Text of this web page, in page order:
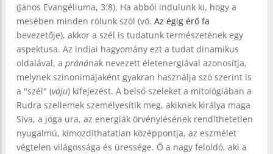
(János Evangéliuma, 3:8). Ha abból indulunk ki, hogy a
mesében minden rólunk szól (vö. Az égig érő fa
bevezetője), akkor a szél is tudatunk természetének egy
aspektusa. Az indiai hagyomány ezt a tudat dinamikus
oldalával, a pránának nevezett életenergiával azonosítja,
melynek szinonimájaként gyakran használja szó szerint is
a "szél" (váju) kifejezést. A belső szeleket a mitológiában a
Rudra szellemek személyesítik meg, akiknek királya maga
Siva, a jóga ura, az energiák örvénylésének rendíthetetlen
nyugalmú, kimozdíthatatlan középpontja, az eszmélet
végtelen világossága és üressége. Ő a nagy feloldó, aki a